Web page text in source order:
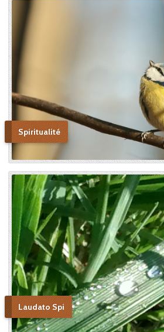
Spiritualité
Laudato Spi